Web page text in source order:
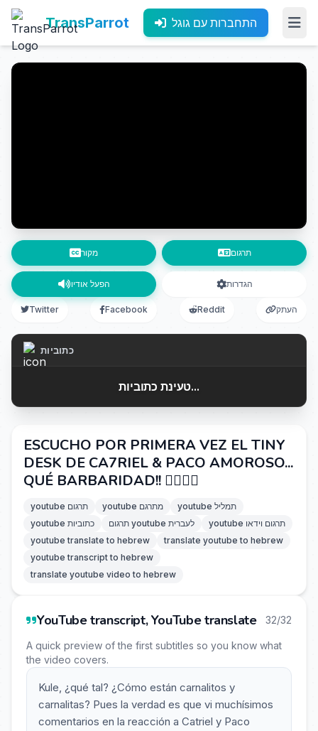
TransParrot התחברות עם גוגל
מקור תרגום
הפעל אודיו הגדרות
Twitter Facebook Reddit העתק
כתוביות
טעינת כתוביות...
ESCUCHO POR PRIMERA VEZ EL TINY
DESK DE CA7RIEL & PACO AMOROSO...
QUÉ BARBARIDAD!! 😮‍💨🎷🎸
youtube תרגום youtube מתרגם
youtube תמליל
youtube כתוביות
תרגום youtube לעברית
youtube תרגום וידאו
youtube translate to hebrew
translate youtube to hebrew
youtube transcript to hebrew
translate youtube video to hebrew
YouTube transcript, YouTube translate 32/32
A quick preview of the first subtitles so you know what
the video covers.
Kule, ¿qué tal? ¿Cómo están carnalitos y
carnalitas? Pues la verdad es que vi muchísimos
comentarios en la reacción a Catriel y Paco